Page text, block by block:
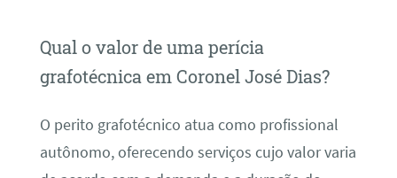
Qual o valor de uma perícia
grafotécnica em Coronel José Dias?
O perito grafotécnico atua como profissional
autônomo, oferecendo serviços cujo valor varia